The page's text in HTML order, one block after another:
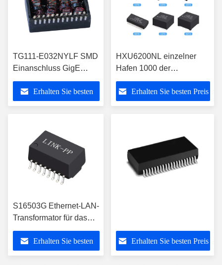
TG111-E032NYLF SMD
Einanschluss GigE
Transformator
Isolationsmodule
Erhalten Sie besten
HXU6200NL einzelner
Hafen 1000 der
kompatible LINK-PP 40
PIN Lan Transformer
Basis--thoher Isolierungs-
Erhalten Sie besten Preis
S16503G Ethernet-LAN-
Transformator für das
SMD-Paket
10/100BASE-TX
Erhalten Sie besten Erhalten Sie besten Preis